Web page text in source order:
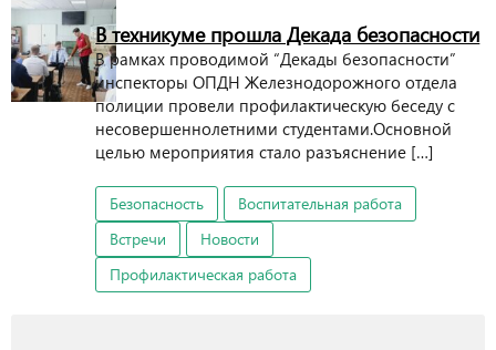
В техникуме прошла Декада безопасности
В рамках проводимой “Декады безопасности”
инспекторы ОПДН Железнодорожного отдела
полиции провели профилактическую беседу с
несовершеннолетними студентами.Основной
целью мероприятия стало разъяснение […]
Безопасность
Воспитательная работа
Встречи
Новости
Профилактическая работа